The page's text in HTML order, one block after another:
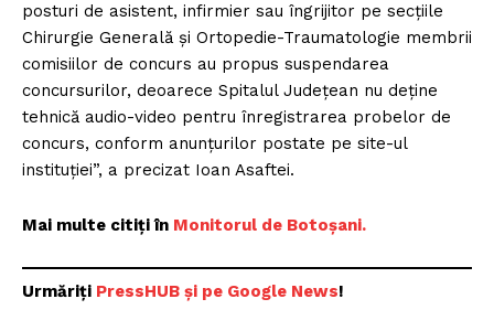
posturi de asistent, infirmier sau îngrijitor pe secţiile
Chirurgie Generală şi Ortopedie-Traumatologie membrii
comisiilor de concurs au propus suspendarea
concursurilor, deoarece Spitalul Judeţean nu deţine
tehnică audio-video pentru înregistrarea probelor de
concurs, conform anunţurilor postate pe site-ul
instituţiei”, a precizat Ioan Asaftei.
Mai multe citiți în Monitorul de Botoșani.
Urmăriți PressHUB și pe Google News!